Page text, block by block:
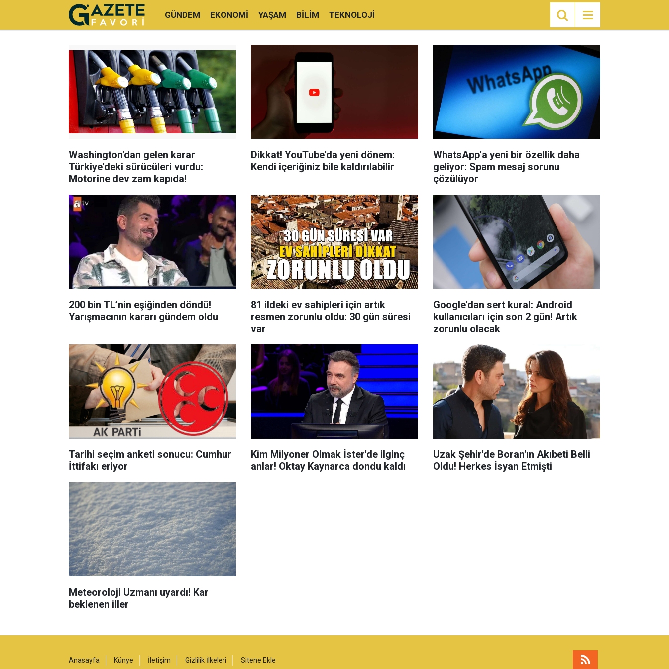
GÜNDEM EKONOMI YAŞAM BILIM TEKNOLOJI
Washington'dan gelen karar
Türkiye'deki sürücüleri vurdu:
Motorine dev zam kapıda!
Dikkat! YouTube'da yeni dönem:
Kendi içeriğiniz bile kaldırılabilir
WhatsApp'a yeni bir özellik daha
geliyor: Spam mesaj sorunu
çözülüyor
200 bin TL’nin eşiğinden döndü!
Yarışmacının kararı gündem oldu
81 ildeki ev sahipleri için artık
resmen zorunlu oldu: 30 gün süresi
var
Google'dan sert kural: Android
kullanıcıları için son 2 gün! Artık
zorunlu olacak
Tarihi seçim anketi sonucu: Cumhur
İttifakı eriyor
Kim Milyoner Olmak İster'de ilginç
anlar! Oktay Kaynarca dondu kaldı
Uzak Şehir'de Boran'ın Akıbeti Belli
Oldu! Herkes İsyan Etmişti
Meteoroloji Uzmanı uyardı! Kar
beklenen iller
Anasayfa Künye İletişim Gizlilik İlkeleri Sitene Ekle